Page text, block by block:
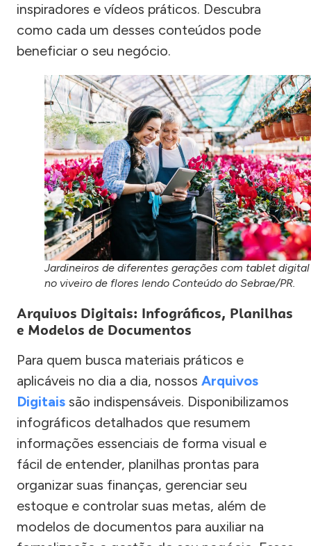
inspiradores e vídeos práticos. Descubra
como cada um desses conteúdos pode
beneficiar o seu negócio.
Jardineiros de diferentes gerações com tablet digital
no viveiro de flores lendo Conteúdo do Sebrae/PR.
Arquivos Digitais: Infográficos, Planilhas
e Modelos de Documentos
Para quem busca materiais práticos e
aplicáveis no dia a dia, nossos Arquivos
Digitais são indispensáveis. Disponibilizamos
infográficos detalhados que resumem
informações essenciais de forma visual e
fácil de entender, planilhas prontas para
organizar suas finanças, gerenciar seu
estoque e controlar suas metas, além de
modelos de documentos para auxiliar na